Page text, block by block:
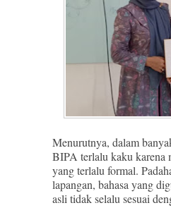
Menurutnya, dalam
BIPA terlalu kaku
yang terlalu formal.
lapangan, bahasa yang
asli tidak selalu sesuai